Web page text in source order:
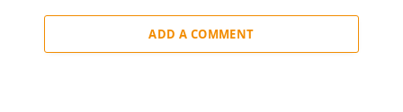
ADD A COMMENT